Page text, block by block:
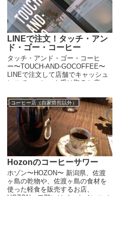
LINEで注文！タッチ・アン
ド・ゴー・コーヒー
タッチ・アンド・ゴー・コーヒ
ー〜TOUCH-AND-GOCOFFEE〜
LINEで注文して店舗でキャッシュ
レスでコーヒーを受け取るお店、
ー。日本橋にお店はあります。 他
にもこういうスタイルの...
コーヒー店（自家焙煎以外）
Hozonのコーヒーサワー
ホゾン〜HOZON〜 新潟県、佐渡
ヶ島の乾物や、佐渡ヶ島の食材を
使った軽食を販売するお店、
HOZON。二階にはイートインスペ